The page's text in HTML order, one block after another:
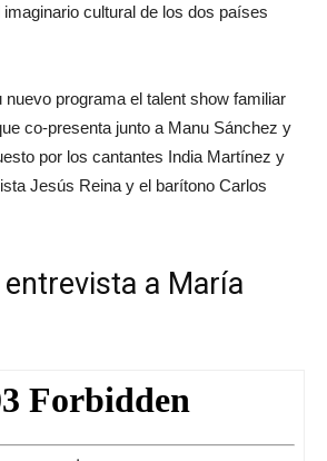
cultural de los dos países
programa el talent show familiar
co-presenta junto a Manu Sánchez y
por los cantantes India Martínez y
Jesús Reina y el barítono Carlos
a María